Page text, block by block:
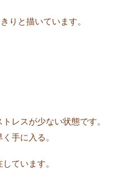
りと描いています。
レスが少ない状態です。
手に入る。
ています。